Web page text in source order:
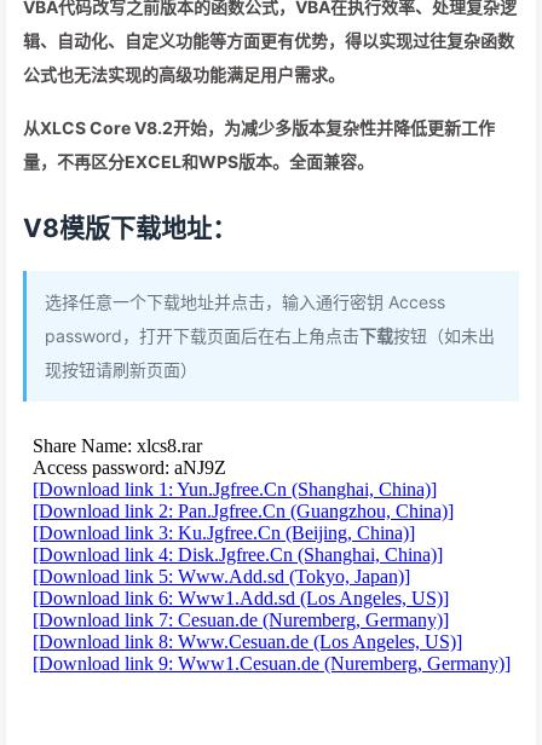
VBA代码改写之前版本的函数公式，VBA在执行效率、处理复杂逻
辑、自动化、自定义功能等方面更有优势，得以实现过往复杂函数
公式也无法实现的高级功能满足用户需求。
从XLCS Core V8.2开始，为减少多版本复杂性并降低更新工作
量，不再区分EXCEL和WPS版本。全面兼容。
V8模版下载地址：
选择任意一个下载地址并点击，输入通行密钥 Access
password，打开下载页面后在右上角点击下载按钮（如未出
现按钮请刷新页面）